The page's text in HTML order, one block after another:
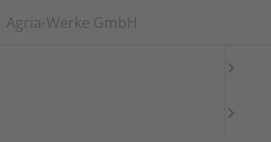
Login Languages
Agria-Werke GmbH